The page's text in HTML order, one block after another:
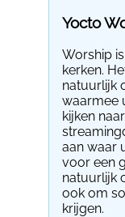
Yocto
Worship
kerken.
natuurlijk
waarmee
kijken
aan waar
voor een
natuurlijk
ook om
krijgen.